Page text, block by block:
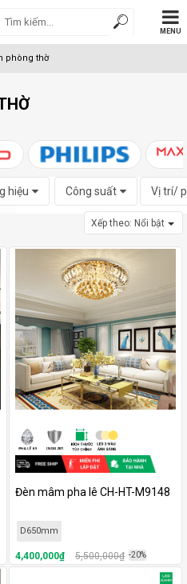
MENU
phòng thờ
hiệu
Xếp theo: Nổi bật
Công suất Vị trí/
Đèn mâm pha lê CH-HT-M9148
D650mm
4,400,000₫ 5,500,000₫ -20%